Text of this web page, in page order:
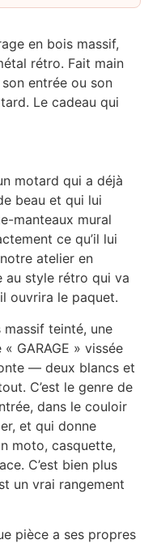
en bois massif,
rétro. Fait main
entrée ou son
Le cadeau qui
motard qui a déjà
beau et qui lui
manteaux mural
ce qu’il lui
atelier en
au style rétro qui va
ouvrira le paquet.
massif teinté, une
GARAGE » vissée
— deux blancs et
C’est le genre de
dans le couloir
et qui donne
moto, casquette,
C’est bien plus
un vrai rangement
pièce a ses propres